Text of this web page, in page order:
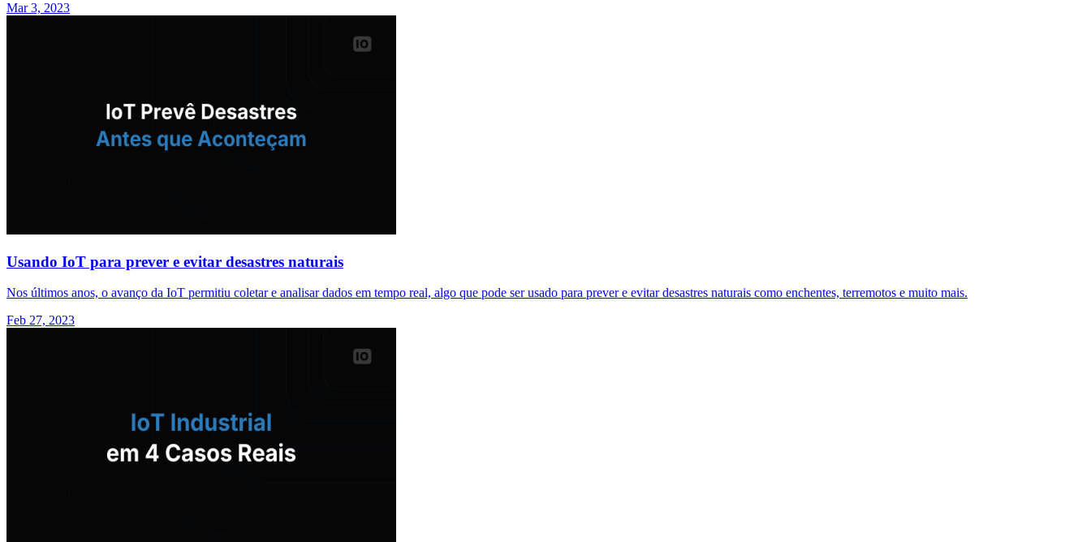
Mar 3, 2023
Usando IoT para prever e evitar desastres naturais
Nos últimos anos, o avanço da IoT permitiu coletar e analisar dados em tempo real, algo que pode ser usado para prever e evitar desastres naturais como enchentes, terremotos e muito mais.
Feb 27, 2023